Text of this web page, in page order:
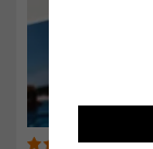
(3)